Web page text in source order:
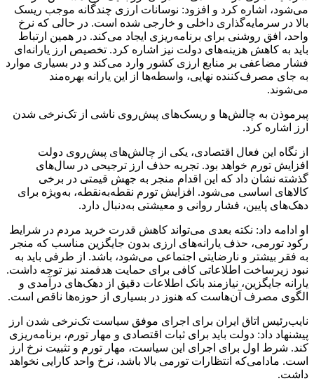
می‌شود، اشاره کرد و افزود: نوسانات ارزی چندگانه موجب ریسک
بالا در سرمایه‌گذاری داخلی و خارجی شده است. در حالی که نرخ
واحد، افق روشنی برای برنامه‌ریزی ایجاد می‌کند. در همین ارتباط
باید به کاهش هزینه‌های دولت نیز اشاره کرد. تخصیص ارز یارانه‌ای
فشار مضاعفی بر منابع ارزی کشور وارد می‌کند و در بسیاری موارد
به جای مصرف‌کننده نهایی، واسطه‌ها از این یارانه بهره‌مند
می‌شوند.
پیرموذن به چالش‌ها و ریسک‌های پیش‌روی ناشی از تک‌نرخی شدن
ارز اشاره کرد.
از نگاه این فعال اقتصادی، یکی از چالش‌های پیش‌روی دولت
افزایش تورم خواهد بود. تجربه حذف ارز ترجیحی در سال‌های
گذشته نشان داد که این اقدام منجر به جهش قیمتی در برخی
کالاهای اساسی می‌شود. افزایش تورم نقطه‌به‌نقطه، به‌ویژه برای
دهک‌های پایین، فشار روانی و معیشتی به‌دنبال دارد.
او ادامه داد: نکته بعدی می‌تواند کاهش قدرت خرید مردم در شرایط
رکود تورمی، حذف یارانه‌های ارزی بدون جایگزین مناسب که منجر
به فقر بیشتر و نارضایتی اجتماعی می‌شود، باشد. از طرفی باید به
نبود زیرساخت اطلاعاتی کافی برای حمایت هدفمند نیز توجه داشت.
یارانه جایگزین، نیازمند بانک اطلاعات دقیق از دهک‌های درآمدی و
الگوی مصرف آن‌هاست که هنوز در بسیاری از حوزه‌ها ناقص است.
نایب‌رئیس اتاق ایران برای اجرای موفق سیاست تک‌نرخی شدن ارز
پیشنهاد داد: دولت باید برای ثبات اقتصادی و مهار تورم، برنامه‌ریزی
کند. شرط اول برای اجرای این سیاست، مهار تورم و تثبیت نرخ ارز
است. مادامی‌که انتظارات تورمی بالا باشد، نرخ واحد کارایی نخواهد
داشت.